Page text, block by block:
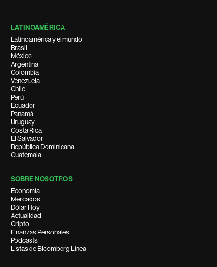
LATINOAMÉRICA
Latinoamérica y el mundo
Brasil
México
Argentina
Colombia
Venezuela
Chile
Perú
Ecuador
Panamá
Uruguay
Costa Rica
El Salvador
República Dominicana
Guatemala
SOBRE NOSOTROS
Economía
Mercados
Dólar Hoy
Actualidad
Cripto
Finanzas Personales
Podcasts
Listas de Bloomberg Línea